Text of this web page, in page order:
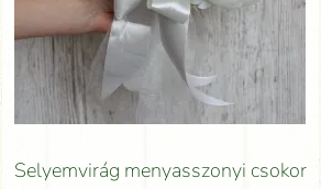
Selyemvirág menyasszonyi csokor